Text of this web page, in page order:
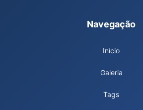
Navegação
Início
Galeria
Tags